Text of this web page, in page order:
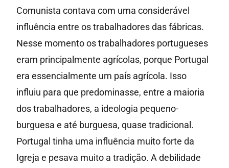
Comunista contava com uma considerável
influência entre os trabalhadores das fábricas.
Nesse momento os trabalhadores portugueses
eram principalmente agrícolas, porque Portugal
era essencialmente um país agrícola. Isso
influiu para que predominasse, entre a maioria
dos trabalhadores, a ideologia pequeno-
burguesa e até burguesa, quase tradicional.
Portugal tinha uma influência muito forte da
Igreja e pesava muito a tradição. A debilidade